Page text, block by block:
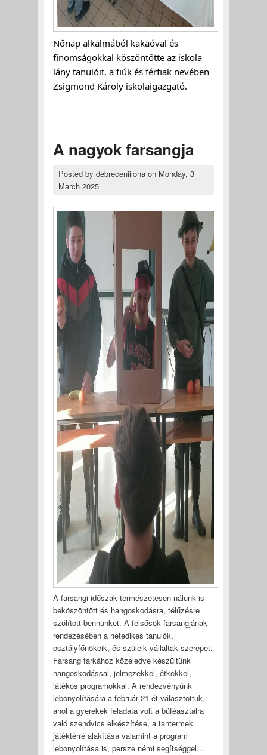
Nőnap alkalmából kakaóval és
finomságokkal köszöntötte az iskola
lány tanulóit, a fiúk és férfiak nevében
Zsigmond Károly iskolaigazgató.
A nagyok farsangja
Posted by debreceniilonaon Monday, 3
March 2025
A farsangi időszak természetesen nálunk is
beköszöntött és hangoskodásra, télűzésre
szólított bennünket. A felsősök farsangjának
rendezésében a hetedikes tanulók,
osztályfőnökeik, és szüleik vállaltak szerepet.
Farsang farkához közeledve készültünk
hangoskodással, jelmezekkel, étkekkel,
játékos programokkal. A rendezvényünk
lebonyolítására a február 21-ét választottuk,
ahol a gyerekek feladata volt a büféasztalra
való szendvics elkészítése, a tantermek
játéktérré alakítása valamint a program
lebonyolítása is, persze némi segítséggel...